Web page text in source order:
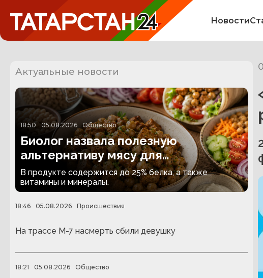
Новости
Актуальные новости
18:50 05.08.2026 Общество
Биолог назвала полезную
альтернативу мясу для
вегетарианцев
В продукте содержится до 25% белка, а также
витамины и минералы.
18:46 05.08.2026 Происшествия
На трассе М-7 насмерть сбили девушку
18:21 05.08.2026 Общество